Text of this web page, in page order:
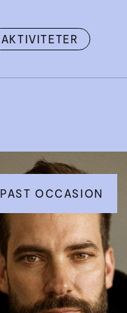
AKTIVITETER
PAST OCCASION